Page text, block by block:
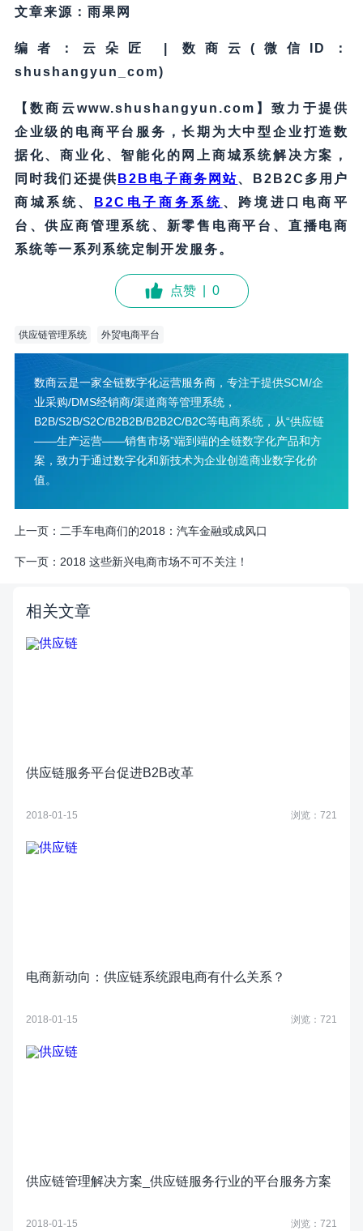
文章来源：雨果网
编者：云朵匠 | 数商云(微信ID：
shushangyun_com)
【数商云www.shushangyun.com】致力于提供
企业级的电商平台服务，长期为大中型企业打造数
据化、商业化、智能化的网上商城系统解决方案，
同时我们还提供 B2B电子商务网站、B2B2C多用户
商城系统、
B2C电子商务系统 、跨境进口电商平
台、供应商管理系统、新零售电商平台、直播电商
系统等一系列系统定制开发服务。
点赞 0
供应链管理系统 外贸电商平台
数商云是一家全链数字化运营服务商，专注于提供SCM/企
业采购/DMS经销商/渠道商等管理系统，
B2B/S2B/S2C/B2B2B/B2B2C/B2C等电商系统，从“供应链
——生产运营——销售市场”端到端的全链数字化产品和方
案，致力于通过数字化和新技术为企业创造商业数字化价
值。
上一页： 二手车电商们的2018：汽车金融或成风口
下一页： 2018 这些新兴电商市场不可不关注！
相关文章
供应链服务平台促进B2B改革
2018-01-15 浏览：721
电商新动向：供应链系统跟电商有什么关系？
2018-01-15 浏览：721
供应链管理解决方案_供应链服务行业的平台服务方案
2018-01-15 浏览：721